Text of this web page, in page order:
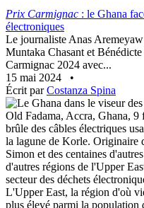
Prix Carmignac : le Ghana
électroniques
Le journaliste Anas
Muntaka Chasant et
Carmignac 2024 avec...
15 mai 2024
•
Écrit parCostanza Spina
Old Fadama, Accra, Ghana,
brûle des câbles électriques
la lagune de Korle. Originaire
Simon et des centaines
d'autres régions de l'Upper
secteur des déchets
L'Upper East, la région d'où
plus élevé parmi la population